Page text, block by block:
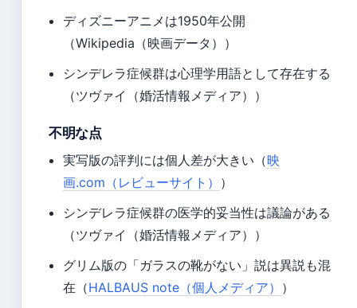
ディズニーアニメは1950年公開
（Wikipedia（映画データ））
シンデレラ症候群は心理学用語として存在する
（ツヴァイ（婚活情報メディア））
不明な点
実写版の評判には個人差が大きい（映
画.com（レビューサイト） ）
シンデレラ症候群の医学的妥当性は議論がある
（ツヴァイ（婚活情報メディア））
グリム版の「ガラスの靴がない」説は異説も混
在（HALBAUS note（個人メディア） ）